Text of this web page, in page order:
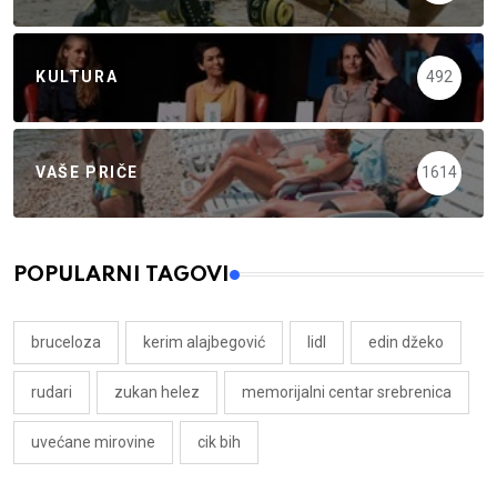
KULTURA 492
VAŠE PRIČE 1614
POPULARNI TAGOVI
bruceloza kerim alajbegović lidl edin džeko
rudari zukan helez memorijalni centar srebrenica
uvećane mirovine cik bih